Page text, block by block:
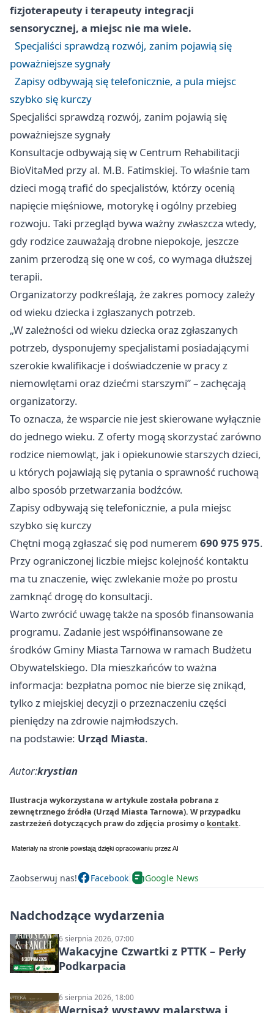
fizjoterapeuty i terapeuty integracji
sensorycznej, a miejsc nie ma wiele.
Specjaliści sprawdzą rozwój, zanim pojawią się
poważniejsze sygnały
Zapisy odbywają się telefonicznie, a pula miejsc
szybko się kurczy
Specjaliści sprawdzą rozwój, zanim pojawią się
poważniejsze sygnały
Konsultacje odbywają się w Centrum Rehabilitacji
BioVitaMed przy al. M.B. Fatimskiej. To właśnie tam
dzieci mogą trafić do specjalistów, którzy ocenią
napięcie mięśniowe, motorykę i ogólny przebieg
rozwoju. Taki przegląd bywa ważny zwłaszcza wtedy,
gdy rodzice zauważają drobne niepokoje, jeszcze
zanim przerodzą się one w coś, co wymaga dłuższej
terapii.
Organizatorzy podkreślają, że zakres pomocy zależy
od wieku dziecka i zgłaszanych potrzeb.
„W zależności od wieku dziecka oraz zgłaszanych
potrzeb, dysponujemy specjalistami posiadającymi
szerokie kwalifikacje i doświadczenie w pracy z
niemowlętami oraz dziećmi starszymi” – zachęcają
organizatorzy.
To oznacza, że wsparcie nie jest skierowane wyłącznie
do jednego wieku. Z oferty mogą skorzystać zarówno
rodzice niemowląt, jak i opiekunowie starszych dzieci,
u których pojawiają się pytania o sprawność ruchową
albo sposób przetwarzania bodźców.
Zapisy odbywają się telefonicznie, a pula miejsc
szybko się kurczy
Chętni mogą zgłaszać się pod numerem 690 975 975.
Przy ograniczonej liczbie miejsc kolejność kontaktu
ma tu znaczenie, więc zwlekanie może po prostu
zamknąć drogę do konsultacji.
Warto zwrócić uwagę także na sposób finansowania
programu. Zadanie jest współfinansowane ze
środków Gminy Miasta Tarnowa w ramach Budżetu
Obywatelskiego. Dla mieszkańców to ważna
informacja: bezpłatna pomoc nie bierze się znikąd,
tylko z miejskiej decyzji o przeznaczeniu części
pieniędzy na zdrowie najmłodszych.
na podstawie: Urząd Miasta.
Autor:krystian
Ilustracja wykorzystana w artykule została pobrana z
zewnętrznego źródła (Urząd Miasta Tarnowa). W przypadku
zastrzeżeń dotyczących praw do zdjęcia prosimy o kontakt.
Zaobserwuj nas! Facebook Google News
Nadchodzące wydarzenia
6 sierpnia 2026, 07:00
Wakacyjne Czwartki z PTTK – Perły
Podkarpacia
6 sierpnia 2026, 18:00
Wernisaż wystawy malarstwa i